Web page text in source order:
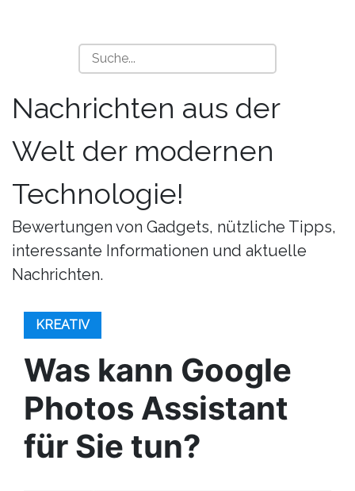
Nachrichten aus der
Welt der modernen
Technologie!
Bewertungen von Gadgets, nützliche Tipps,
interessante Informationen und aktuelle
Nachrichten.
KREATIV
Was kann Google
Photos Assistant
für Sie tun?